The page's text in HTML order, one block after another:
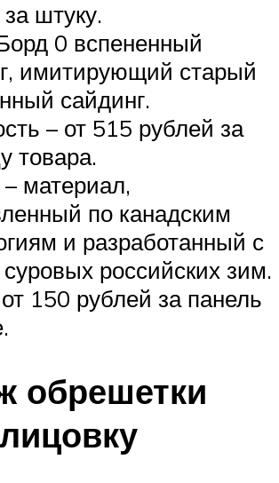
штуку.
0 вспененный
имитирующий старый
сайдинг.
– от 515 рублей за
товара.
материал,
по канадским
и разработанный с
российских зим.
150 рублей за панель
обрешетки